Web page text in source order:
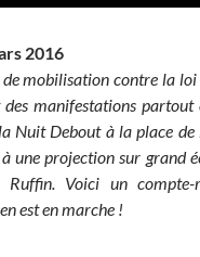
2016
mobilisation contre la
manifestations
Nuit Debout à la place
une projection sur grand
Voici un compte-
est en marche !